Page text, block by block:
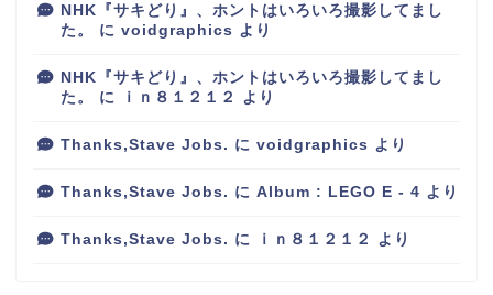
NHK『サキどり』、ホントはいろいろ撮影してまし
た。
に voidgraphics より
NHK『サキどり』、ホントはいろいろ撮影してまし
た。
に ｉｎ８１２１２ より
Thanks,Stave Jobs. に voidgraphics より
Thanks,Stave Jobs. に Album : LEGO E - 4 より
Thanks,Stave Jobs. に ｉｎ８１２１２ より